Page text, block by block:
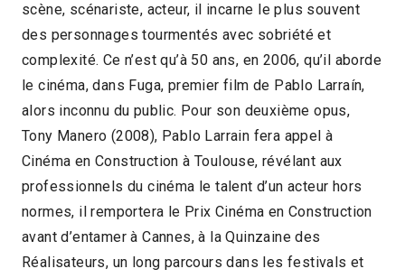
scène, scénariste, acteur, il incarne le plus souvent
des personnages tourmentés avec sobriété et
complexité. Ce n’est qu’à 50 ans, en 2006, qu’il aborde
le cinéma, dans Fuga, premier film de Pablo Larraín,
alors inconnu du public. Pour son deuxième opus,
Tony Manero (2008), Pablo Larrain fera appel à
Cinéma en Construction à Toulouse, révélant aux
professionnels du cinéma le talent d’un acteur hors
normes, il remportera le Prix Cinéma en Construction
avant d’entamer à Cannes, à la Quinzaine des
Réalisateurs, un long parcours dans les festivals et